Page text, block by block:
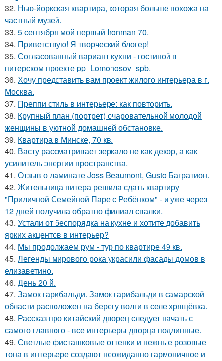
32. Нью-йоркская квартира, которая больше похожа на
частный музей.
33. 5 сентября мой первый Ironman 70.
34. Приветствую! Я творческий блогер!
35. Согласованный вариант кухни - гостиной в
питерском проекте pp_Lomonosov_spb.
36. Хочу представить вам проект жилого интерьера в г.
Москва.
37. Преппи стиль в интерьере: как повторить.
38. Крупный план (портрет) очаровательной молодой
женщины в уютной домашней обстановке.
39. Квартира в Минске, 70 кв.
40. Васту рассматривает зеркало не как декор, а как
усилитель энергии пространства.
41. Отзыв о ламинате Joss Beaumont, Gusto Багратион.
42. Жительница питера решила сдать квартиру
"Приличной Семейной Паре с Ребёнком" - и уже через
12 дней получила обратно филиал свалки.
43. Устали от беспорядка на кухне и хотите добавить
ярких акцентов в интерьер?
44. Мы продолжаем рум - тур по квартире 49 кв.
45. Легенды мирового рока украсили фасады домов в
елизаветино.
46. День 20 й.
47. Замок гарибальди. Замок гарибальди в самарской
области расположен на берегу волги в селе хрящёвка.
48. Рассказ про китайский дворец следует начать с
самого главного - все интерьеры дворца подлинные.
49. Светлые фисташковые оттенки и нежные розовые
тона в интерьере создают неожиданно гармоничное и